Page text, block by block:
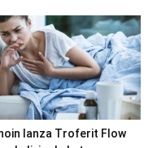
lanza Troferit Flow